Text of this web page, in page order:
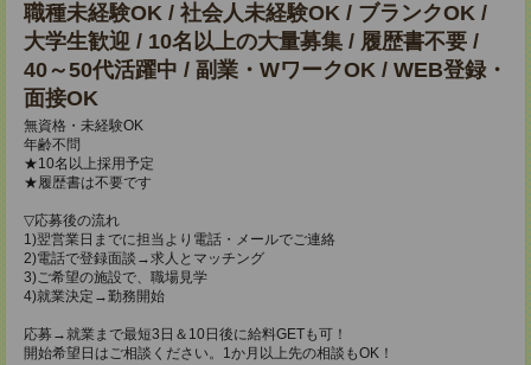
職種未経験OK / 社会人未経験OK / ブランクOK /
大学生歓迎 / 10名以上の大量募集 / 履歴書不要 /
40～50代活躍中 / 副業・WワークOK / WEB登録・
面接OK
無資格・未経験OK
年齢不問
★10名以上採用予定
★履歴書は不要です
▽応募後の流れ
1)翌営業日までに担当より電話・メールでご連絡
2)電話で登録面談→求人とマッチング
3)ご希望の施設で、職場見学
4)就業決定→勤務開始
応募→就業まで最短3日＆10日後に給料GETも可！
開始希望日はご相談ください。1か月以上先の相談もOK！